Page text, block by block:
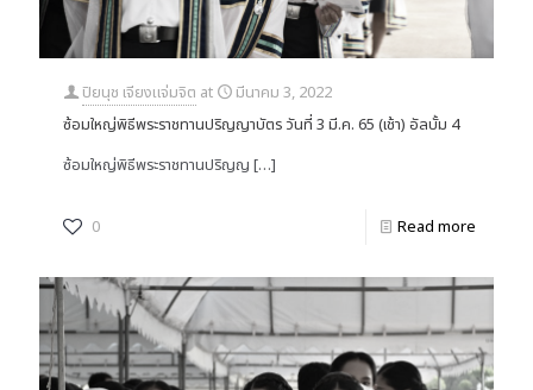
ปิยนุช เจียงแจ่มจิต at
มีนาคม 3, 2022
ซ้อมใหญ่พิธีพระราชทานปริญญาบัตร วันที่ 3 มี.ค. 65 (เช้า) อัลบั้ม 4
ซ้อมใหญ่พิธีพระราชทานปริญญ […]
0 Read more